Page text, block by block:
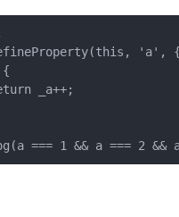
'a', {
_a++;
=== 1 && a === 2